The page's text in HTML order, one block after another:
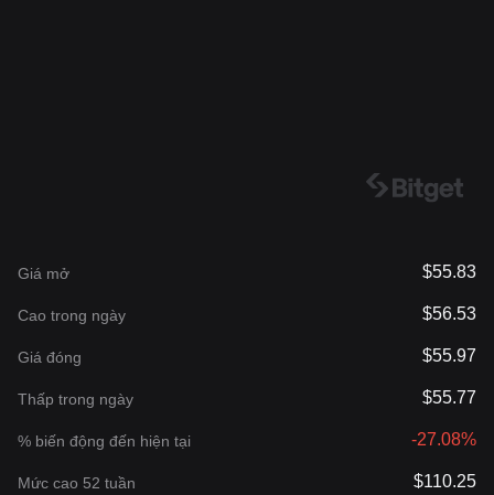
Giá mở $55.83
Cao trong ngày $56.53
Giá đóng $55.97
Thấp trong ngày $55.77
% biến động đến hiện tại -27.08%
Mức cao 52 tuần $110.25